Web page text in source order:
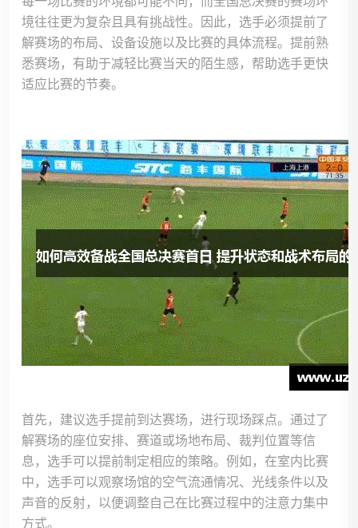
境往往更为复杂且具有挑战性。因此，选手必须提前了
解赛场的布局、设备设施以及比赛的具体流程。提前熟
悉赛场，有助于减轻比赛当天的陌生感，帮助选手更快
适应比赛的节奏。
首先，建议选手提前到达赛场，进行现场踩点。通过了
解赛场的座位安排、赛道或场地布局、裁判位置等信
息，选手可以提前制定相应的策略。例如，在室内比赛
中，选手可以观察场馆的空气流通情况、光线条件以及
声音的反射，以便调整自己在比赛过程中的注意力集中
方式。